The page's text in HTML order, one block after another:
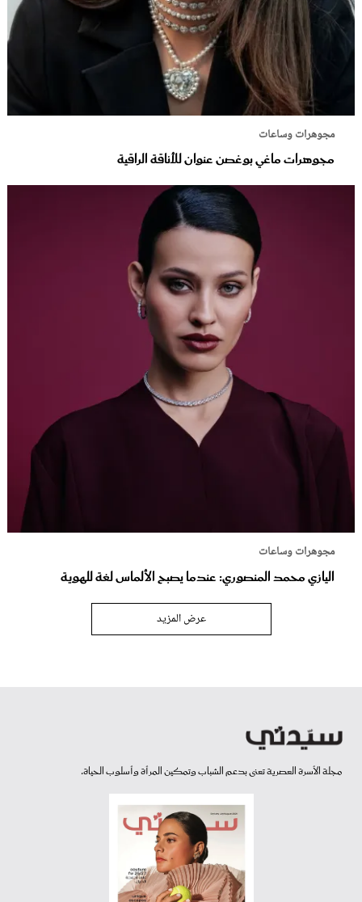
مجوهرات وساعات
مجوهرات ماغي بوغصن عنوان للأناقة الراقية
مجوهرات وساعات
اليازي محمد المنصوري: عندما يصبح الألماس لغة للهوية
عرض المزيد
مجلة الأسرة العصرية تعنى بدعم الشباب وتمكين المرأة وأسلوب الحياة.